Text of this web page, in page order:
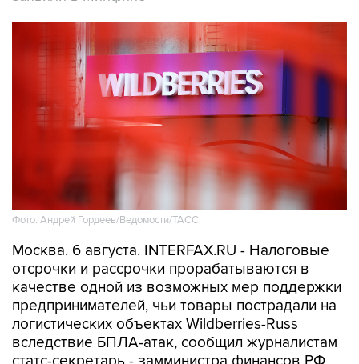
Фото: Андрей Гордеев/Ведомости/ТАСС
Москва. 6 августа. INTERFAX.RU - Налоговые
отсрочки и рассрочки прорабатываются в
качестве одной из возможных мер поддержки
предпринимателей, чьи товары пострадали на
логистических объектах Wildberries-Russ
вследствие БПЛА-атак, сообщил журналистам